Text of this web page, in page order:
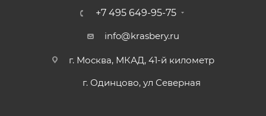
+7 495 649-95-75
info@krasbery.ru
г. Москва, МКАД, 41-й километр
г. Одинцово, ул Северная